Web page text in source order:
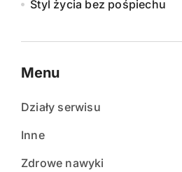
Styl życia bez pośpiechu
Menu
Działy serwisu
Inne
Zdrowe nawyki